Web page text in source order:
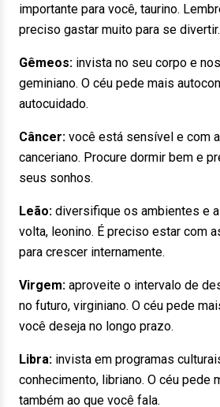
importante para você, taurino.
preciso gastar muito para se divertir.
Gêmeos: invista no seu corpo e
geminiano. O céu pede mais
autocuidado.
Câncer: você está sensível e com
canceriano. Procure dormir bem e
seus sonhos.
Leão: diversifique os ambientes e
volta, leonino. É preciso estar com
para crescer internamente.
Virgem: aproveite o intervalo de
no futuro, virginiano. O céu pede
você deseja no longo prazo.
Libra: invista em programas
conhecimento, libriano. O céu pede
também ao que você fala.